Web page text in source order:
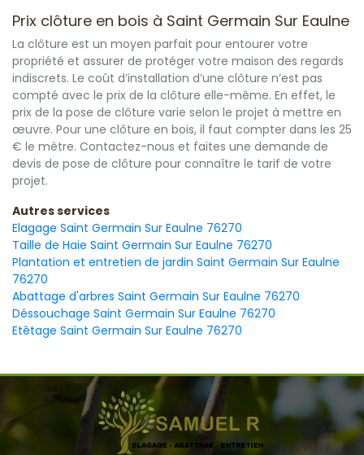
Prix clôture en bois à Saint Germain Sur Eaulne
La clôture est un moyen parfait pour entourer votre
propriété et assurer de protéger votre maison des regards
indiscrets. Le coût d’installation d’une clôture n’est pas
compté avec le prix de la clôture elle-même. En effet, le
prix de la pose de clôture varie selon le projet à mettre en
œuvre. Pour une clôture en bois, il faut compter dans les 25
€ le mètre. Contactez-nous et faites une demande de
devis de pose de clôture pour connaître le tarif de votre
projet.
Autres services
Elagage Saint Germain Sur Eaulne 76270
Taille de Haie Saint Germain Sur Eaulne 76270
Plantation et entretien de jardin Saint Germain Sur Eaulne
76270
Abattage d'arbres Saint Germain Sur Eaulne 76270
Déssouchage Saint Germain Sur Eaulne 76270
Etêtage Saint Germain Sur Eaulne 76270